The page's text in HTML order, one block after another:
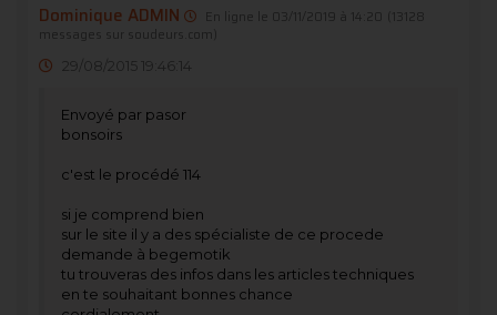
Dominique ADMIN En ligne le 03/11/2019 à 14:20
(13128
messages sur soudeurs.com)
29/08/2015 19:46:14
Envoyé par pasor
bonsoirs
c'est le procédé 114
si je comprend bien
sur le site il y a des spécialiste de ce procede
demande à begemotik
tu trouveras des infos dans les articles techniques
en te souhaitant bonnes chance